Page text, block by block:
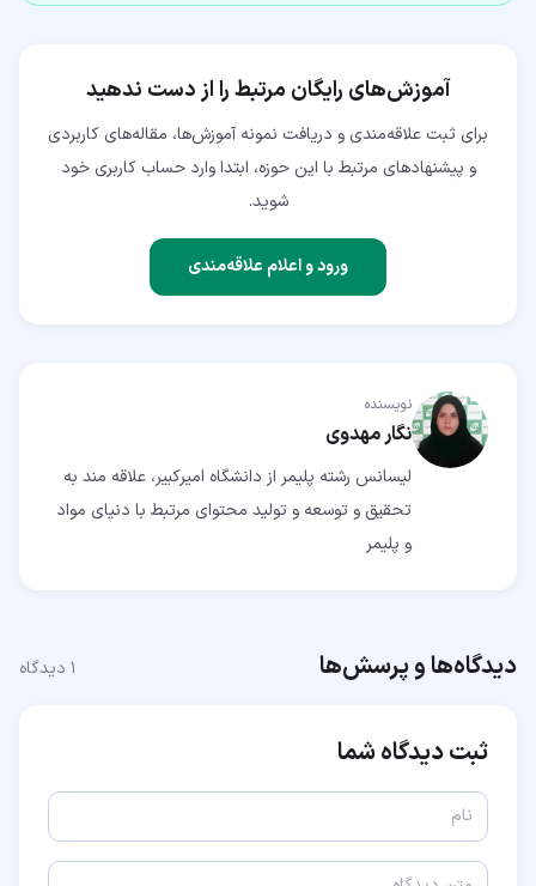
آموزش‌های رایگان مرتبط را از دست ندهید
برای ثبت علاقه‌مندی و دریافت نمونه آموزش‌ها، مقاله‌های کاربردی
و پیشنهادهای مرتبط با این حوزه، ابتدا وارد حساب کاربری خود
شوید.
ورود و اعلام علاقه‌مندی
نویسنده
نگار مهدوی
لیسانس رشته پلیمر از دانشگاه امیرکبیر، علاقه مند به
تحقیق و توسعه و تولید محتوای مرتبط با دنیای مواد
و پلیمر
دیدگاه‌ها و پرسش‌ها ۱ دیدگاه
ثبت دیدگاه شما